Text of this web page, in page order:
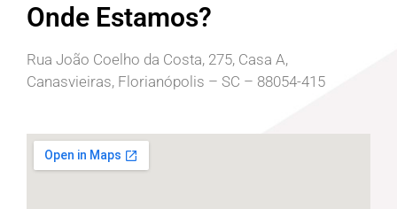
Onde Estamos?
Rua João Coelho da Costa, 275, Casa A,
Canasvieiras, Florianópolis – SC – 88054-415